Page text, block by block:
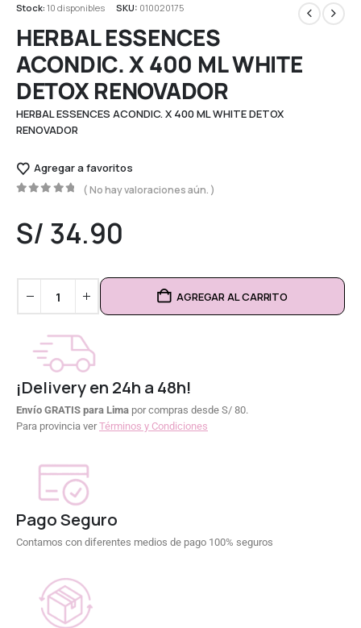
Stock: 10 disponibles SKU: 010020175
HERBAL ESSENCES
ACONDIC. X 400 ML WHITE
DETOX RENOVADOR
HERBAL ESSENCES ACONDIC. X 400 ML WHITE DETOX
RENOVADOR
Agregar a favoritos
( No hay valoraciones aún. )
S/ 34.90
AGREGAR AL CARRITO
¡Delivery en 24h a 48h!
Envío GRATIS para Lima por compras desde S/ 80.
Para provincia verTérminos y Condiciones
Pago Seguro
Contamos con diferentes medios de pago 100% seguros